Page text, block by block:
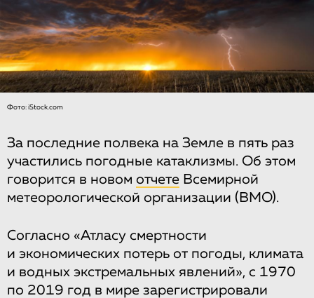
Фото: iStock.com
За последние полвека на Земле в пять раз
участились погодные катаклизмы. Об этом
говорится в новом отчете Всемирной
метеорологической организации (ВМО).
Согласно «Атласу смертности
и экономических потерь от погоды, климата
и водных экстремальных явлений», с 1970
по 2019 год в мире зарегистрировали